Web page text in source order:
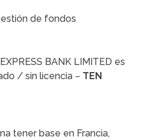
de fondos
BANK LIMITED es
/ sin licencia – TEN
tener base en Francia,